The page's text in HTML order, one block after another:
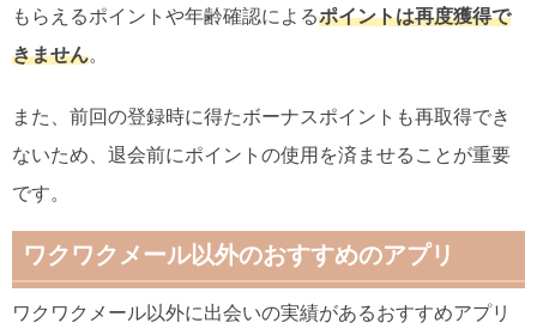
もらえるポイントや年齢確認によるポイントは再度獲得で
きません。
また、前回の登録時に得たボーナスポイントも再取得でき
ないため、退会前にポイントの使用を済ませることが重要
です。
ワクワクメール以外のおすすめのアプリ
ワクワクメール以外に出会いの実績があるおすすめアプリ